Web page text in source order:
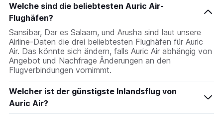
Welche sind die beliebtesten Auric Air-
Flughäfen?
Sansibar, Dar es Salaam, und Arusha sind laut unsere
Airline-Daten die drei beliebtesten Flughäfen für Auric
Air. Das könnte sich ändern, falls Auric Air abhängig von
Angebot und Nachfrage Änderungen an den
Flugverbindungen vornimmt.
Welcher ist der günstigste Inlandsflug von
Auric Air?